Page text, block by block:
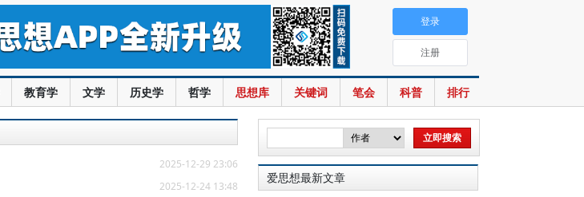
教育学 文学 历史学 哲学 思想库 关键词 笔会 科普 排行
登录
注册
2025-12-29 23:06
2025-12-24 13:48
爱思想最新文章